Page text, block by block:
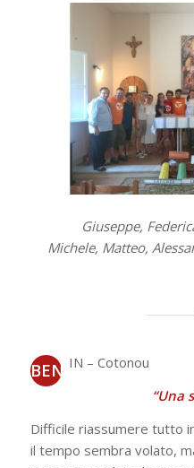
Giuseppe,
Michele, Matteo,
BEN IN – Cotonou
“Una
Difficile riassumere tutto
il tempo sembra volato,